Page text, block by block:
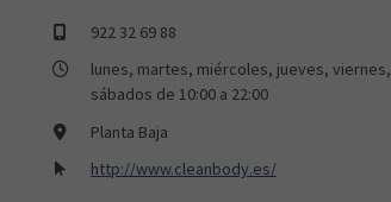
922 32 69 88
lunes, martes, miércoles, jueves, viernes,
sábados de 10:00 a 22:00
Planta Baja
http://www.cleanbody.es/